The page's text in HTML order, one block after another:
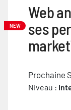
NEW
Web
ses
Prochaine
Niveau :